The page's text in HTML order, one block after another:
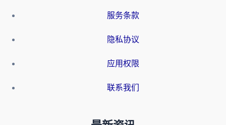
服务条款
隐私协议
应用权限
联系我们